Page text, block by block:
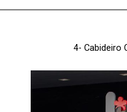
4- Cabideiro